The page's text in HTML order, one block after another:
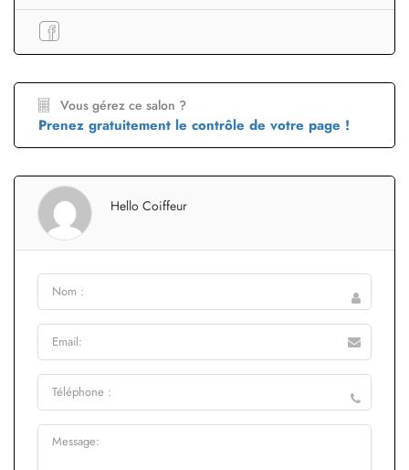
Vous gérez ce salon ?
Prenez gratuitement le contrôle de votre page !
Hello Coiffeur